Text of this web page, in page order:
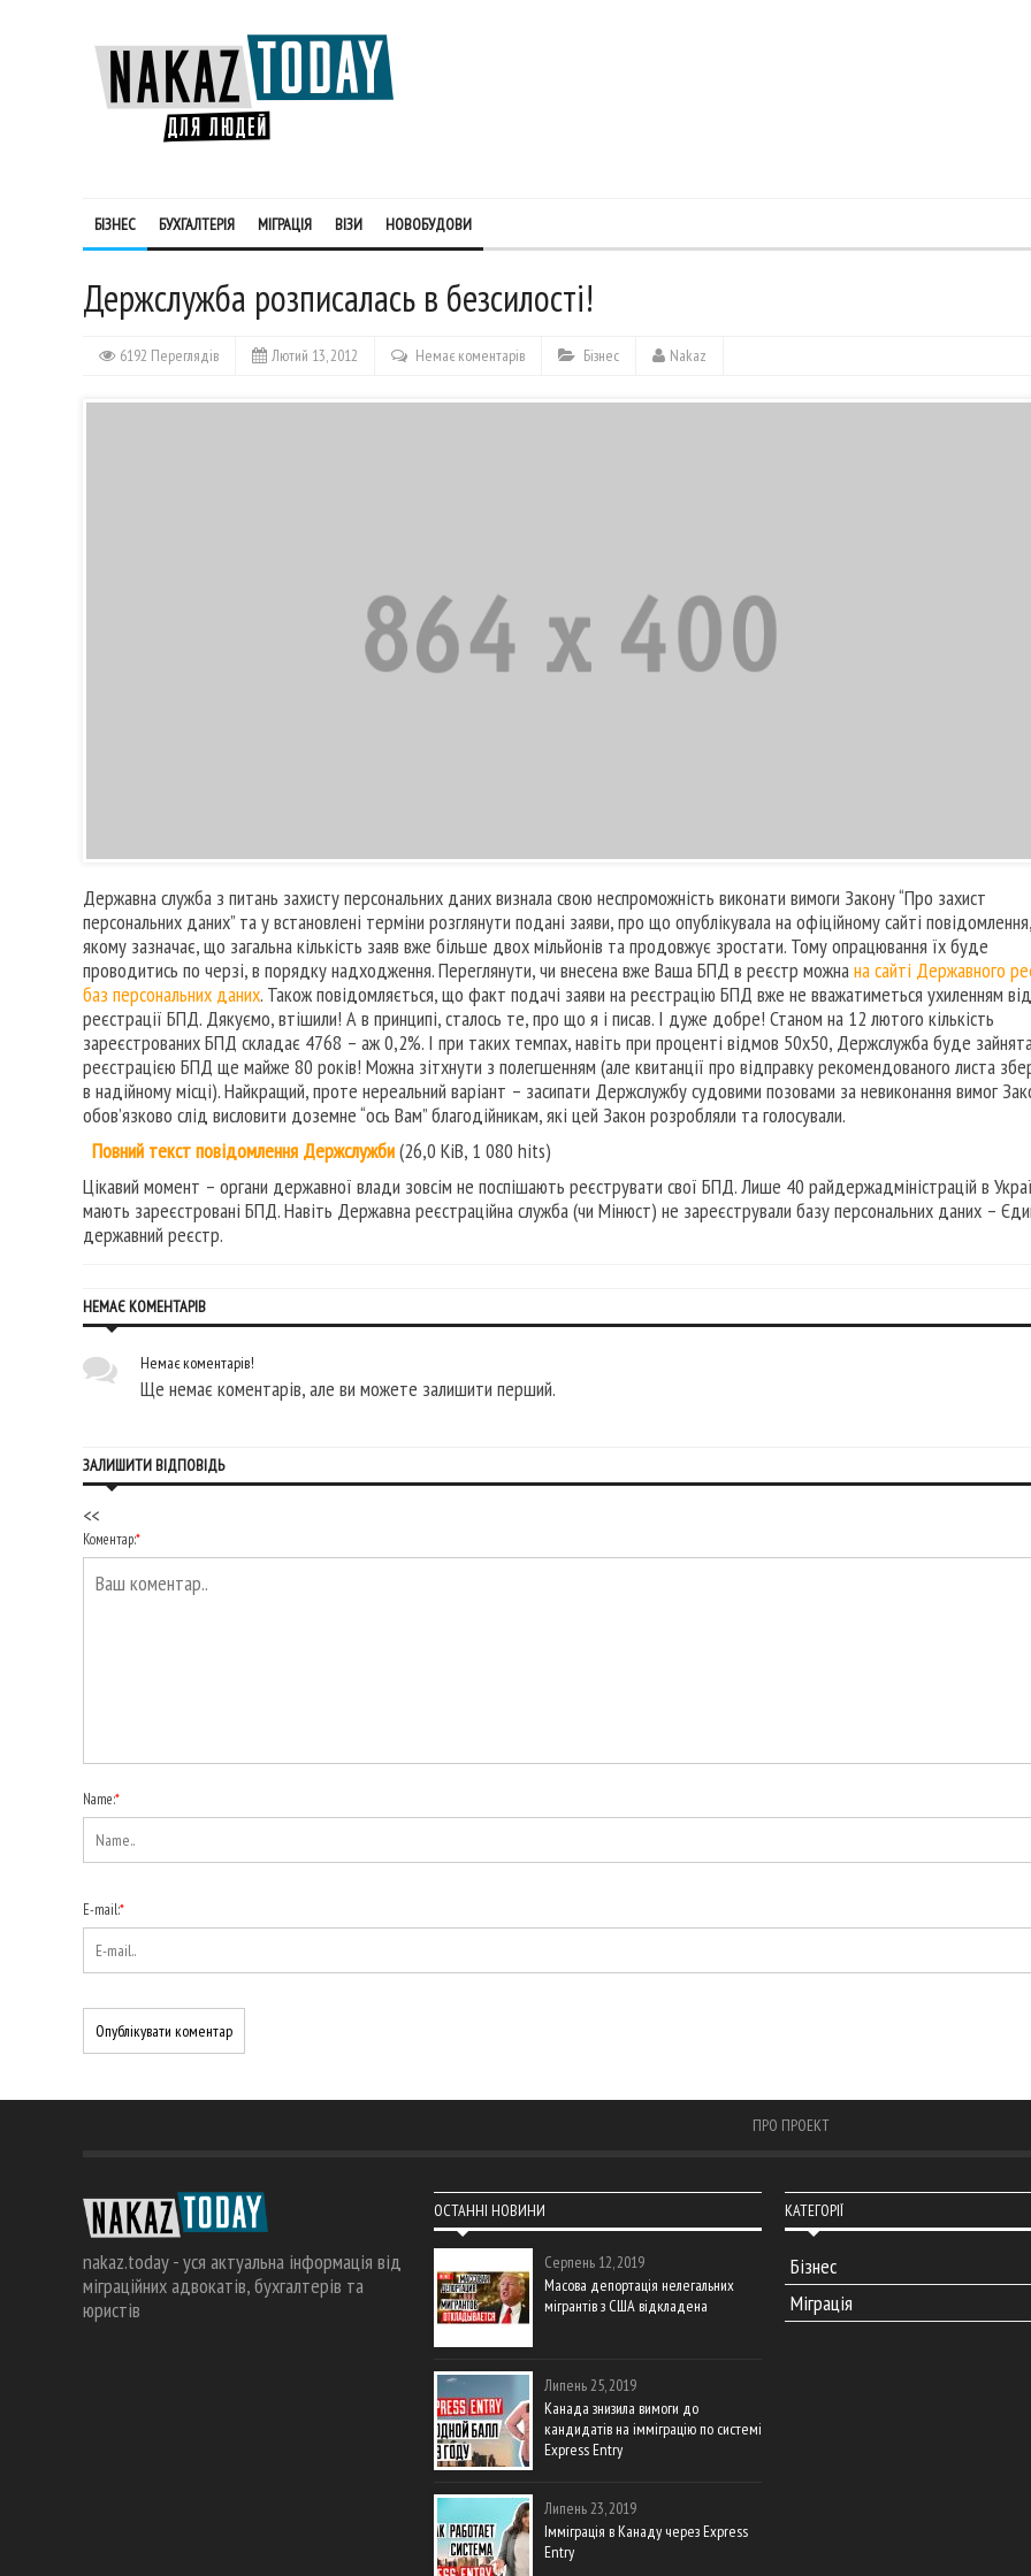
БІЗНЕС БУХГАЛТЕРІЯ МІГРАЦІЯ ВІЗИ НОВОБУДОВИ
Держслужба розписалась в безсилості!
6192 Переглядів Лютий 13, 2012 Немає коментарів Бізнес Nakaz
Державна служба з питань захисту персональних даних визнала свою неспроможність виконати вимоги Закону “Про захист
персональних даних” та у встановлені терміни розглянути подані заяви, про що опублікувала на офіційному сайті
якому зазначає, що загальна кількість заяв вже більше двох мільйонів та продовжує зростати. Тому опрацювання їх буде
проводитись по черзі, в порядку надходження. Переглянути, чи внесена вже Ваша БПД в реєстр можнана сайті Державного
баз персональних даних. Також повідомляється, що факт подачі заяви на реєстрацію БПД вже не вважатиметься ухиленням від
реєстрації БПД. Дякуємо, втішили! А в принципі, сталось те, про що я і писав. І дуже добре! Станом на 12 лютого кількість
зареєстрованих БПД складає 4768 – аж 0,2%. І при таких темпах, навіть при проценті відмов 50х50, Держслужба буде
реєстрацією БПД ще майже 80 років! Можна зітхнути з полегшенням (але квитанції про відправку рекомендованого листа
в надійному місці). Найкращий, проте нереальний варіант – засипати Держслужбу судовими позовами за невиконання вимог
обов’язково слід висловити доземне “ось Вам” благодійникам, які цей Закон розробляли та голосували.
Повний текст повідомлення Держслужби(26,0 KiB, 1 080 hits)
Цікавий момент – органи державної влади зовсім не поспішають реєструвати свої БПД. Лише 40 райдержадміністрацій в
мають зареєстровані БПД. Навіть Державна реєстраційна служба (чи Мінюст) не зареєстрували базу персональних даних –
державний реєстр.
НЕМАЄ КОМЕНТАРІВ
Немає коментарів!
Ще немає коментарів, але ви можете залишити перший.
ЗАЛИШИТИ ВІДПОВІДЬ
<<
Коментар:*
Name:*
E-mail:*
ПРО ПРОЕКТ
nakaz.today - уся актуальна інформація від
міграційних адвокатів, бухгалтерів та
юристів
ОСТАННІ НОВИНИ
Серпень 12, 2019
Масова депортація нелегальних
мігрантів з США відкладена
Липень 25, 2019
Канада знизила вимоги до
кандидатів на імміграцію по системі
Express Entry
Липень 23, 2019
Імміграція в Канаду через Express
Entry
КАТЕГОРІЇ
Бізнес
Міграція